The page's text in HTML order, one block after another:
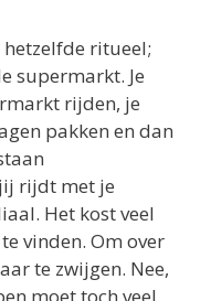
ritueel;
supermarkt. Je
rijden, je
pakken en dan
rijdt met je
Het kost veel
vinden. Om over
te zwijgen. Nee,
moet toch veel